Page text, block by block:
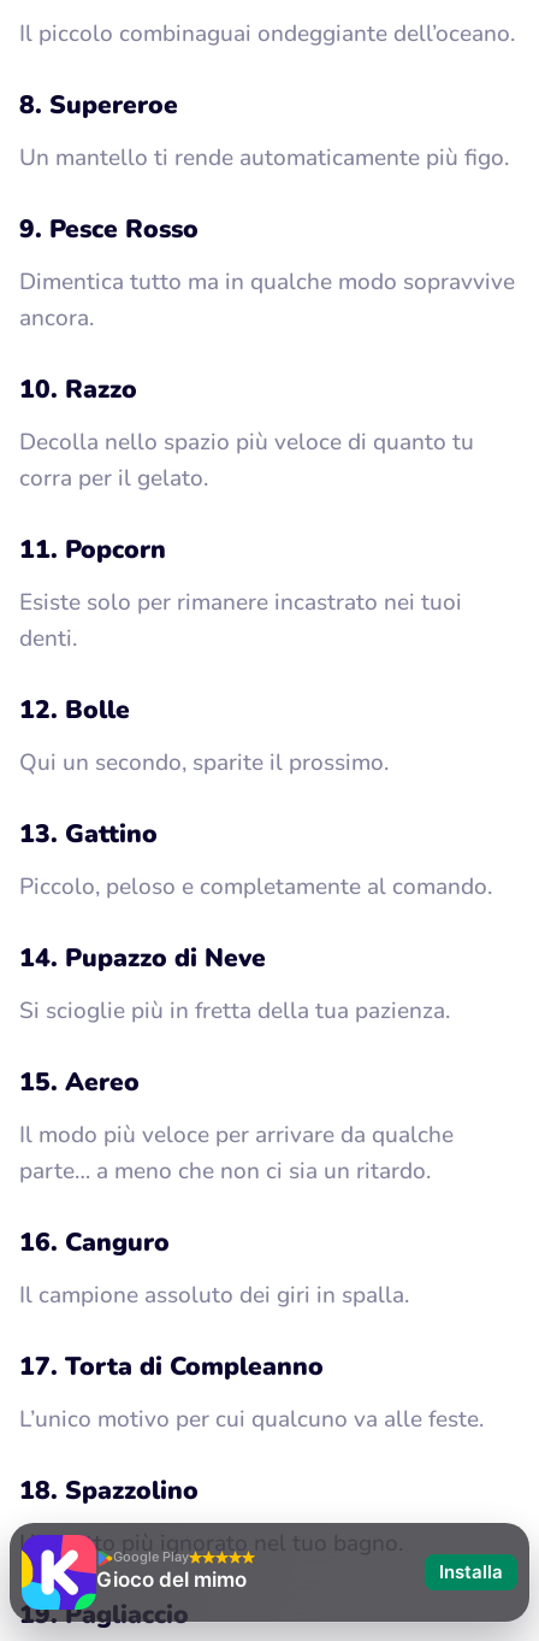
Il piccolo combinaguai ondeggiante dell’oceano.
8. Supereroe
Un mantello ti rende automaticamente più figo.
9. Pesce Rosso
Dimentica tutto ma in qualche modo sopravvive
ancora.
10. Razzo
Decolla nello spazio più veloce di quanto tu
corra per il gelato.
11. Popcorn
Esiste solo per rimanere incastrato nei tuoi
denti.
12. Bolle
Qui un secondo, sparite il prossimo.
13. Gattino
Piccolo, peloso e completamente al comando.
14. Pupazzo di Neve
Si scioglie più in fretta della tua pazienza.
15. Aereo
Il modo più veloce per arrivare da qualche
parte… a meno che non ci sia un ritardo.
16. Canguro
Il campione assoluto dei giri in spalla.
17. Torta di Compleanno
L’unico motivo per cui qualcuno va alle feste.
18. Spazzolino
L’oggetto più ignorato nel tuo bagno.
19. Pagliaccio
Google Play
Gioco del mimo Installa